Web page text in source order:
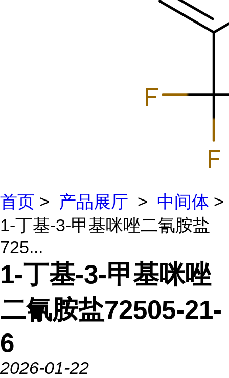
首页 > 产品展厅 > 中间体 >
1-丁基-3-甲基咪唑二氰胺盐
725...
1-丁基-3-甲基咪唑
二氰胺盐72505-21-
6
2026-01-22